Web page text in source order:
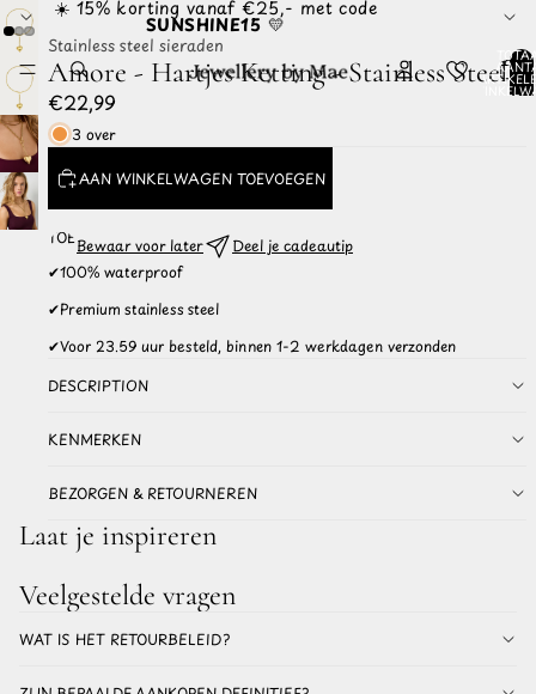
☀️ 15% korting vanaf €25,- met code
SUNSHINE15 💛
0
Stainless steel sieraden
Amore - Hartjes Ketting - Stainless Steel
€22,99
3 over
AAN WINKELWAGEN TOEVOEGEN
TOEVOEGEN
AAN
WISHLIST
Bewaar voor later
Deel je cadeautip
✔100% waterproof
✔Premium stainless steel
✔Voor 23.59 uur besteld, binnen 1-2 werkdagen verzonden
DESCRIPTION
KENMERKEN
BEZORGEN & RETOURNEREN
Laat je inspireren
Veelgestelde vragen
WAT IS HET RETOURBELEID?